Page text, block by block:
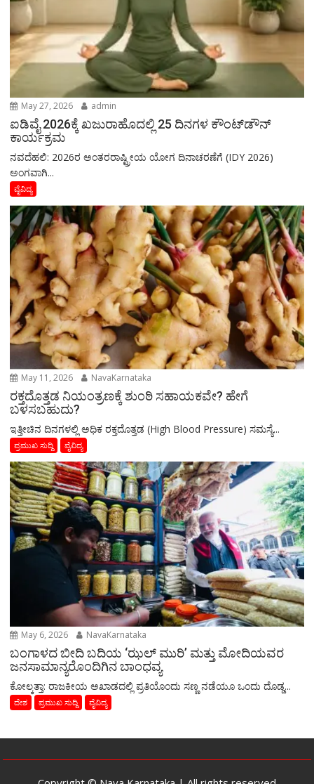
May 27, 2026 admin
ಐಡಿವೈ 2026ಕ್ಕೆ ಖಜುರಾಹೊದಲ್ಲಿ 25 ದಿನಗಳ ಕೌಂಟ್‌ಡೌನ್
ಕಾರ್ಯಕ್ರಮ
ನವದೆಹಲಿ: 2026ರ ಅಂತರರಾಷ್ಟ್ರೀಯ ಯೋಗ ದಿನಾಚರಣೆಗೆ (IDY 2026)
ಅಂಗವಾಗಿ...
ವೈವಿದ್ಯ
May 11, 2026 NavaKarnataka
ರಕ್ತದೊತ್ತಡ ನಿಯಂತ್ರಣಕ್ಕೆ ಶುಂಠಿ ಸಹಾಯಕವೇ? ಹೇಗೆ
ಬಳಸಬಹುದು?
ಇತ್ತೀಚಿನ ದಿನಗಳಲ್ಲಿ ಅಧಿಕ ರಕ್ತದೊತ್ತಡ (High Blood Pressure) ಸಮಸ್ಯೆ...
ಪ್ರಮುಖ ಸುದ್ದಿ ವೈವಿದ್ಯ
May 6, 2026 NavaKarnataka
ಬಂಗಾಳದ ಬೀದಿ ಬದಿಯ ‘ಝಲ್ ಮುರಿ’ ಮತ್ತು ಮೋದಿಯವರ
ಜನಸಾಮಾನ್ಯರೊಂದಿಗಿನ ಬಾಂಧವ್ಯ
​ಕೋಲ್ಕತ್ತಾ: ರಾಜಕೀಯ ಅಖಾಡದಲ್ಲಿ ಪ್ರತಿಯೊಂದು ಸಣ್ಣ ನಡೆಯೂ ಒಂದು ದೊಡ್ಡ...
ದೇಶ ಪ್ರಮುಖ ಸುದ್ದಿ ವೈವಿದ್ಯ